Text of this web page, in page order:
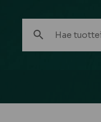
tuotteita: